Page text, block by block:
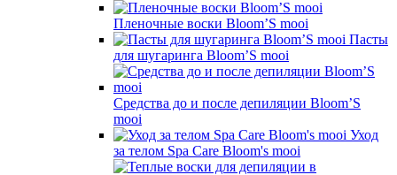
Пленочные воски Bloom’S mooi
Пасты
для шугаринга Bloom’S mooi
Средства до и после депиляции Bloom’S
mooi
Уход
за телом Spa Care Bloom's mooi